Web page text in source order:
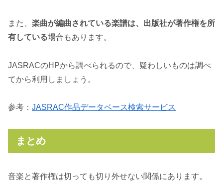
また、 楽曲が編曲されている楽譜は、出版社が著作権を所
有している場合もあります。
JASRACのHPから調べられるので、疑わしいものは調べ
てから利用しましょう。
参考： JASRAC作品データベース検索サービス
まとめ
音楽と著作権は切っても切り外せない関係にあります。